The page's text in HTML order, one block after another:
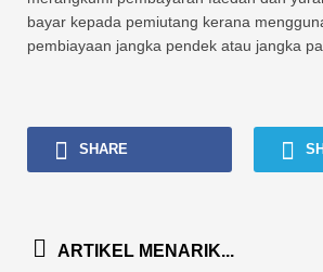
bayar kepada pemiutang kerana
pembiayaan jangka pendek atau jangka
SHARE
ARTIKEL MENARIK...